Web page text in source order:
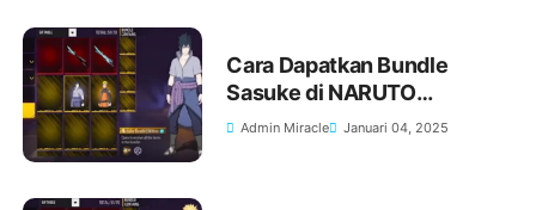
Cara Dapatkan Bundle
Sasuke di NARUTO
SHIPPUDEN x Free Fire
Admin Miracle Januari 04, 2025